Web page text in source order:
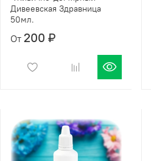
Дивеевская Здравница
50мл.
От 200 ₽